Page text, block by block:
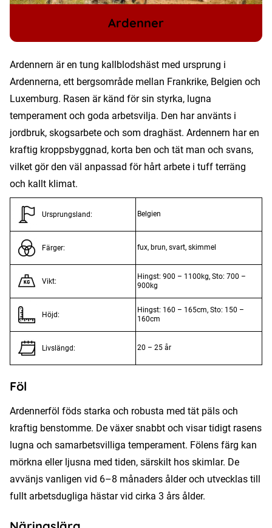
Ardenner
Ardennern är en tung kallblodshäst med ursprung i
Ardennerna, ett bergsområde mellan Frankrike, Belgien och
Luxemburg. Rasen är känd för sin styrka, lugna
temperament och goda arbetsvilja. Den har använts i
jordbruk, skogsarbete och som draghäst. Ardennern har en
kraftig kroppsbyggnad, korta ben och tät man och svans,
vilket gör den väl anpassad för hårt arbete i tuff terräng
och kallt klimat.
Ursprungsland: Belgien
Färger: fux, brun, svart, skimmel
Vikt:
Hingst: 900 – 1100kg, Sto: 700 –
900kg
Höjd:
Hingst: 160 – 165cm, Sto: 150 –
160cm
Livslängd: 20 – 25 år
Föl
Ardennerföl föds starka och robusta med tät päls och
kraftig benstomme. De växer snabbt och visar tidigt rasens
lugna och samarbetsvilliga temperament. Fölens färg kan
mörkna eller ljusna med tiden, särskilt hos skimlar. De
avvänjs vanligen vid 6–8 månaders ålder och utvecklas till
fullt arbetsdugliga hästar vid cirka 3 års ålder.